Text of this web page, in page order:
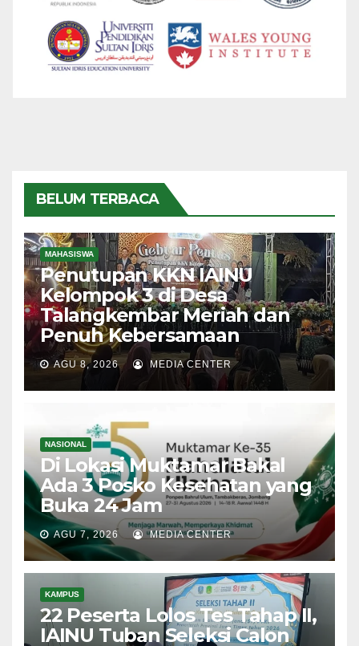
BELUM TERBACA
MAHASISWA
Penutupan KKN IAINU
Kelompok 3 di Desa
Talangkembar Meriah dan
Penuh Kebersamaan
AGU 8, 2026 MEDIA CENTER
NASIONAL
Di Lokasi Muktamar Bakal
Ada 3 Posko Kesehatan yang
Buka 24 Jam
AGU 7, 2026 MEDIA CENTER
KAMPUS
22 Peserta Lolos Tes Tahap II,
IAINU Tuban Seleksi Calon